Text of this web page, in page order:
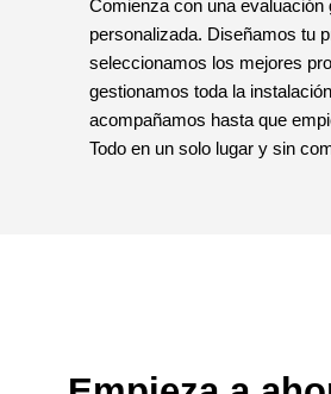
Comienza con una evaluación
personalizada. Diseñamos tu
seleccionamos los mejores
gestionamos toda la
acompañamos hasta que